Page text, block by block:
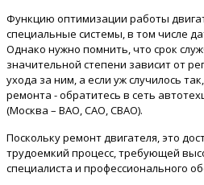
Функцию оптимизации работы
специальные системы, в том числе
Однако нужно помнить, что срок
значительной степени зависит от
ухода за ним, а если уж случилось
ремонта - обратитесь в сеть
(Москва – ВАО, САО, СВАО).
Поскольку ремонт двигателя, это
трудоемкий процесс, требующей
специалиста и профессионального